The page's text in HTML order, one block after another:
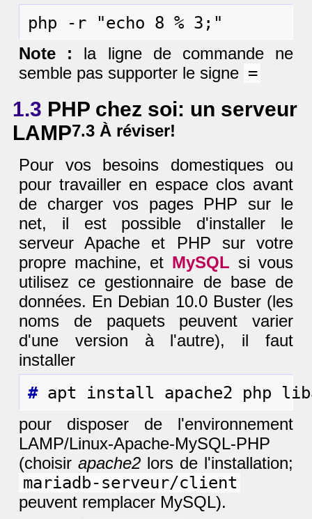
Note : la ligne de commande ne
semble pas supporter le signe =
1.3 PHP chez soi: un serveur
LAMP7.3 À réviser!
Pour vos besoins domestiques ou
pour travailler en espace clos avant
de charger vos pages PHP sur le
net, il est possible d'installer le
serveur Apache et PHP sur votre
propre machine, et MySQL si vous
utilisez ce gestionnaire de base de
données. En Debian 10.0 Buster (les
noms de paquets peuvent varier
d'une version à l'autre), il faut
installer
#
pour disposer de l'environnement
LAMP/Linux-Apache-MySQL-PHP
(choisir apache2 lors de l'installation;
mariadb-serveur/client
peuvent remplacer MySQL).